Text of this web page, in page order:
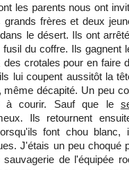
les parents nous ont
grands frères et deux
le désert. Ils ont
du coffre. Ils gagnent
des crotales pour en faire
lui coupent aussitôt la
même décapité. Un peu
à courir. Sauf que le
Ils retournent
font chou blanc,
J'étais un peu choqué
de l'équipée